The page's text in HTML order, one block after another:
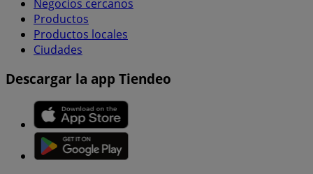
Negocios cercanos
Productos
Productos locales
Ciudades
Descargar la app Tiendeo